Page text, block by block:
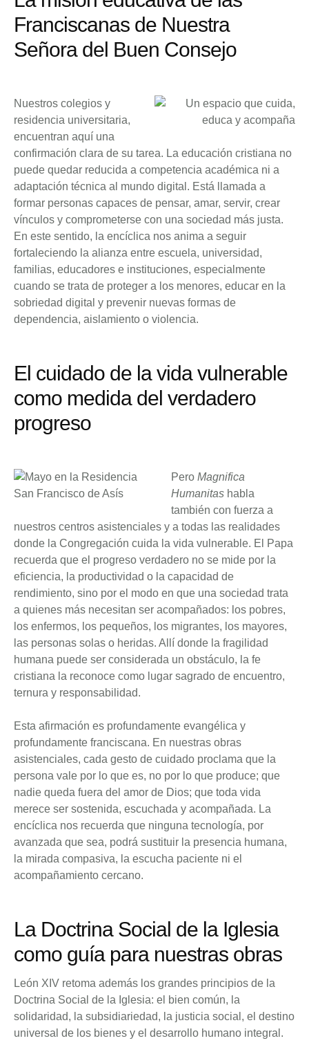
Franciscanas de Nuestra
Señora del Buen Consejo
Nuestros colegios y
residencia universitaria,
encuentran aquí una
confirmación clara de su tarea. La educación cristiana no
puede quedar reducida a competencia académica ni a
adaptación técnica al mundo digital. Está llamada a
formar personas capaces de pensar, amar, servir, crear
vínculos y comprometerse con una sociedad más justa.
En este sentido, la encíclica nos anima a seguir
fortaleciendo la alianza entre escuela, universidad,
familias, educadores e instituciones, especialmente
cuando se trata de proteger a los menores, educar en la
sobriedad digital y prevenir nuevas formas de
dependencia, aislamiento o violencia.
El cuidado de la vida vulnerable
como medida del verdadero
progreso
Pero Magnifica
Humanitas habla
también con fuerza a
nuestros centros asistenciales y a todas las realidades
donde la Congregación cuida la vida vulnerable. El Papa
recuerda que el progreso verdadero no se mide por la
eficiencia, la productividad o la capacidad de
rendimiento, sino por el modo en que una sociedad trata
a quienes más necesitan ser acompañados: los pobres,
los enfermos, los pequeños, los migrantes, los mayores,
las personas solas o heridas. Allí donde la fragilidad
humana puede ser considerada un obstáculo, la fe
cristiana la reconoce como lugar sagrado de encuentro,
ternura y responsabilidad.
Esta afirmación es profundamente evangélica y
profundamente franciscana. En nuestras obras
asistenciales, cada gesto de cuidado proclama que la
persona vale por lo que es, no por lo que produce; que
nadie queda fuera del amor de Dios; que toda vida
merece ser sostenida, escuchada y acompañada. La
encíclica nos recuerda que ninguna tecnología, por
avanzada que sea, podrá sustituir la presencia humana,
la mirada compasiva, la escucha paciente ni el
acompañamiento cercano.
La Doctrina Social de la Iglesia
como guía para nuestras obras
León XIV retoma además los grandes principios de la
Doctrina Social de la Iglesia: el bien común, la
solidaridad, la subsidiariedad, la justicia social, el destino
universal de los bienes y el desarrollo humano integral.